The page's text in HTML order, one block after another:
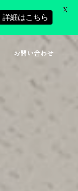
お問い合わせ
詳細はこちら
X